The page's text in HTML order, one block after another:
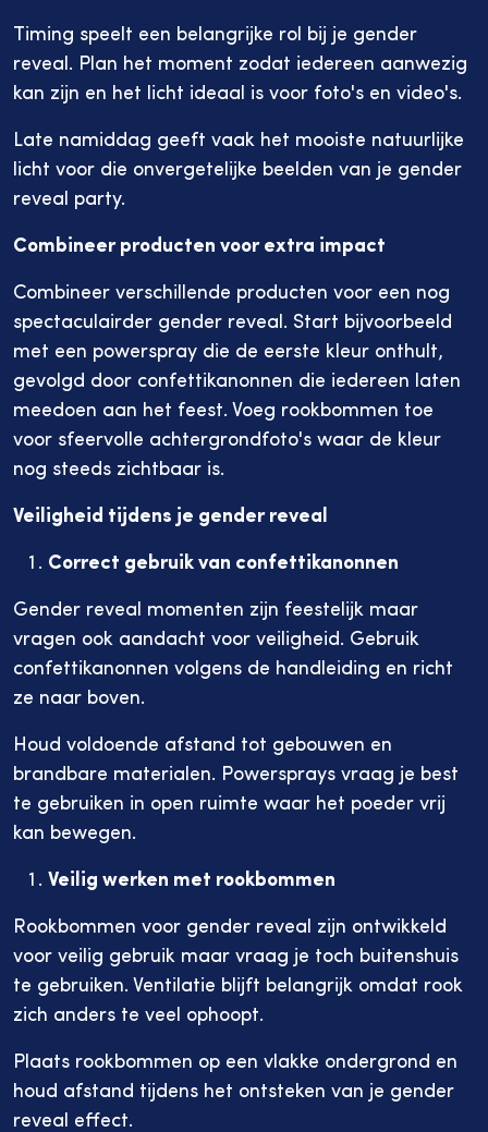
Timing speelt een belangrijke rol bij je gender
reveal. Plan het moment zodat iedereen aanwezig
kan zijn en het licht ideaal is voor foto's en video's.
Late namiddag geeft vaak het mooiste natuurlijke
licht voor die onvergetelijke beelden van je gender
reveal party.
Combineer producten voor extra impact
Combineer verschillende producten voor een nog
spectaculairder gender reveal. Start bijvoorbeeld
met een powerspray die de eerste kleur onthult,
gevolgd door confettikanonnen die iedereen laten
meedoen aan het feest. Voeg rookbommen toe
voor sfeervolle achtergrondfoto's waar de kleur
nog steeds zichtbaar is.
Veiligheid tijdens je gender reveal
Correct gebruik van confettikanonnen
Gender reveal momenten zijn feestelijk maar
vragen ook aandacht voor veiligheid. Gebruik
confettikanonnen volgens de handleiding en richt
ze naar boven.
Houd voldoende afstand tot gebouwen en
brandbare materialen. Powersprays vraag je best
te gebruiken in open ruimte waar het poeder vrij
kan bewegen.
Veilig werken met rookbommen
Rookbommen voor gender reveal zijn ontwikkeld
voor veilig gebruik maar vraag je toch buitenshuis
te gebruiken. Ventilatie blijft belangrijk omdat rook
zich anders te veel ophoopt.
Plaats rookbommen op een vlakke ondergrond en
houd afstand tijdens het ontsteken van je gender
reveal effect.